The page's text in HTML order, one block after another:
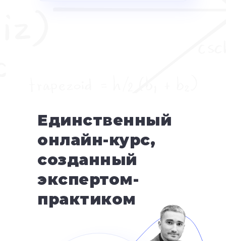
Единственный
онлайн-курс,
созданный
экспертом-
практиком